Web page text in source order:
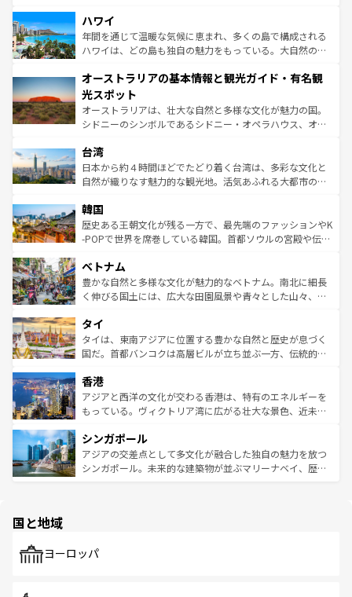
着のスイス情報は
のような巨大都市は、観光、ショッピング、エンターテイ
ンメントが詰まった刺激的なスポットだ。一方、アメリカ
西部には大自然が広がり、グランドキャニオンやイエロー
部のニューオーリンズでは、音楽と美食が融合した独特の
文化が魅力。旅行者はアメリカの各地域で異なる魅力を楽
しみながら、その多様性と豊かな歴史を感じることができ
るだろう。車でのロードトリップや列車の旅も、アメリカ
情報は
ハワイ
年間を通じて温暖な気候に恵まれ、多くの島で構成される
ハワイは、どの島も独自の魅力をもっている。大自然の神
ワイ島は見逃せない。また、定番の観光地といえばオアフ
島だが、静かな自然を求めるならマウイ島やカウアイ島が
おすすめ。エメラルドグリーンに輝く海をはじめ、豊かな
文化や歴史が息づいている。「アロハスピリット」と呼ば
人々、おいしいローカルフードやハワイアンミュージッ
ク、伝統的なフラダンスなど、すべてがハワイの魅力を彩
っている。訪れるたびに新しい発見と感動が待っているハ
はコンテンツ一覧
オーストラリアの基本情報と観光ガイド・有名観
光スポット
オーストラリアは、壮大な自然と多様な文化が魅力の国。
シドニーのシンボルであるシドニー・オペラハウス、オー
リアリーフや大陸中央部にそびえるウルル（エアーズロッ
ク）、タスマニアの美しい原生林やケアンズの熱帯雨林な
ど、見どころがたくさん。また、カフェやワイン、オージ
いる。アクティビティも充実しており、サーフィンやダイ
ビング、ハイキングなど、アウトドア好きにはたまらな
い。オーストラリアの多彩な魅力を存分に味わいつくそ
参照してほしい。
台湾
日本から約４時間ほどでたどり着く台湾は、多彩な文化と
自然が織りなす魅力的な観光地。活気あふれる大都市の台
ン）、静ひつな山岳地帯である台湾東部など、都市の喧騒
と山間の静けさが共存しており、訪れる人に新しい発見と
驚きをもたらしてくれる。また、奥深い台湾の食文化も魅
容にもいいと評判のスイーツなど、バラエティ豊かな料理
が味わえる。 なお、新着の台湾情報は コンテンツ一覧を参
照してほしい。
韓国
歴史ある王朝文化が残る一方で、最先端のファッションやK
-POPで世界を席巻している韓国。首都ソウルの宮殿や伝統
き、地方に足を延ばせば四季折々の自然美を楽しむことが
できる。そして、キムチや焼肉、絶品のストリートフード
まで、さまざまな韓国料理が待っている。夜には、韓国な
リティに包まれながら、韓国の多彩な魅力を心ゆくまで味
わってみてほしい。 なお、新着の韓国情報はコンテンツ一
覧を参照してほしい。
ベトナム
豊かな自然と多様な文化が魅力的なベトナム。南北に細長
く伸びる国土には、広大な田園風景や青々とした山々、世
急速な発展と共に伝統が息づく。ハノイの古い町並みやホ
ーチミン市のフランス統治時代の建物も、独特の雰囲気を
醸し出している。また、バラエティの豊かさとおいしさで
とつ。フォーやバインミー、ベトナムコーヒーなどは、ぜ
ひ現地で味わいたい。どの地域を訪れてもあたたかい人々
が旅行者を迎えてくれるので、きっと忘れられない旅にな
参照してほしい。
タイ
タイは、東南アジアに位置する豊かな自然と歴史が息づく
国だ。首都バンコクは高層ビルが立ち並ぶ一方、伝統的な
の活気が交差している。北部ではチェンマイなどの山岳地
帯で自然と触れ合い、南部ではプーケットやクラビの美し
いビーチでリゾート気分を楽しむことができる。タイ料理
激する。気候は一年中温暖で、どの季節にも異なる楽しみ
が待っている。親しみやすいタイの人々、仏教を中心とし
た文化、そして多様な観光資源が、訪れる旅人を魅了し続
香港
アジアと西洋の文化が交わる香港は、特有のエネルギーを
もっている。ヴィクトリア湾に広がる壮大な景色、近未来
み、どこを訪れても感動するはず。観光スポットが密集し
ており、効率よく見どころを回れるのも魅力。息をのむよ
うな絶景から文化的な体験まで、香港を存分に楽しみ尽く
シンガポール
アジアの交差点として多文化が融合した独自の魅力を放つ
シンガポール。未来的な建築物が並ぶマリーナベイ、歴史
で、ホーカーズは地元の風情を楽しめる外せないスポット
国と地域
ヨーロッパ